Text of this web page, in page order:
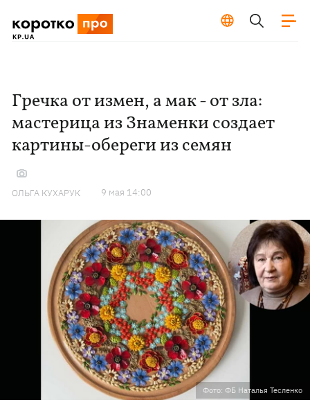
Гречка от измен, а мак - от зла:
мастерица из Знаменки создает
картины-обереги из семян
ОЛЬГА КУХАРУК 9 мая 14:00
Фото: ФБ Наталья Тесленко